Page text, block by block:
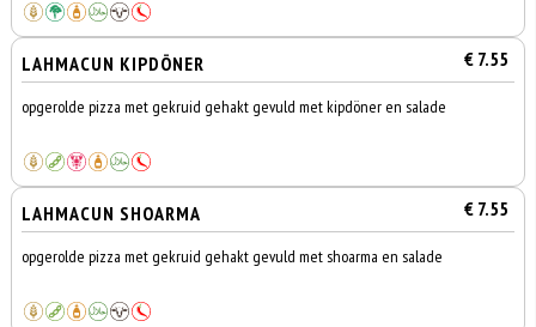
LAHMACUN KIPDÖNER € 7.55
opgerolde pizza met gekruid gehakt gevuld met kipdöner en salade
LAHMACUN SHOARMA € 7.55
opgerolde pizza met gekruid gehakt gevuld met shoarma en salade